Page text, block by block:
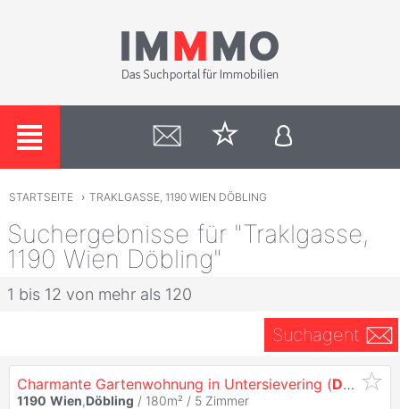
STARTSEITE › TRAKLGASSE, 1190 WIEN DÖBLING
Suchergebnisse für "Traklgasse,
1190 Wien Döbling"
1 bis 12 von mehr als 120
Suchagent
Charmante Gartenwohnung in Untersievering (Döbling
1190 Wien,Döbling / 180m² / 5 Zimmer